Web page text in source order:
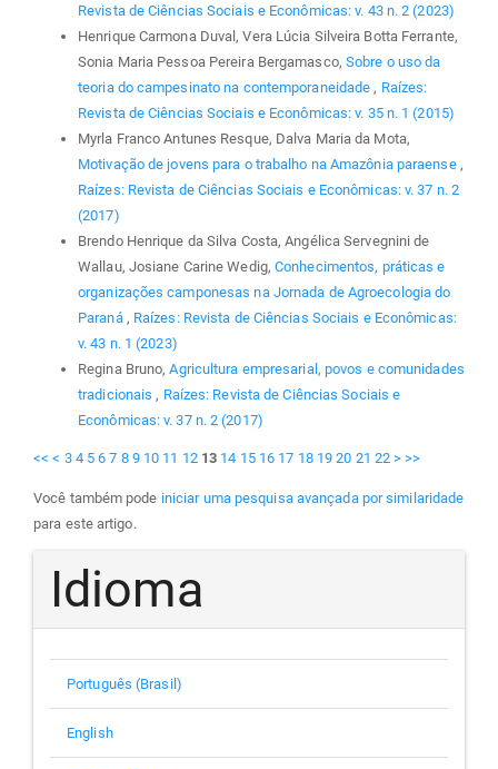
Revista de Ciências Sociais e Econômicas: v. 43 n. 2 (2023)
Henrique Carmona Duval, Vera Lúcia Silveira Botta Ferrante,
Sonia Maria Pessoa Pereira Bergamasco, Sobre o uso da
teoria do campesinato na contemporaneidade , Raízes:
Revista de Ciências Sociais e Econômicas: v. 35 n. 1 (2015)
Myrla Franco Antunes Resque, Dalva Maria da Mota,
Motivação de jovens para o trabalho na Amazônia paraense ,
Raízes: Revista de Ciências Sociais e Econômicas: v. 37 n. 2
(2017)
Brendo Henrique da Silva Costa, Angélica Servegnini de
Wallau, Josiane Carine Wedig,Conhecimentos, práticas e
organizações camponesas na Jornada de Agroecologia do
Paraná , Raízes: Revista de Ciências Sociais e Econômicas:
v. 43 n. 1 (2023)
Regina Bruno,Agricultura empresarial, povos e comunidades
tradicionais , Raízes: Revista de Ciências Sociais e
Econômicas: v. 37 n. 2 (2017)
<< < 3 4 5 6 7 8 9 10 11 12 13 14 15 16 17 18 19 20 21 22 > >>
Você também pode iniciar uma pesquisa avançada por similaridade
para este artigo.
Idioma
Português (Brasil)
English